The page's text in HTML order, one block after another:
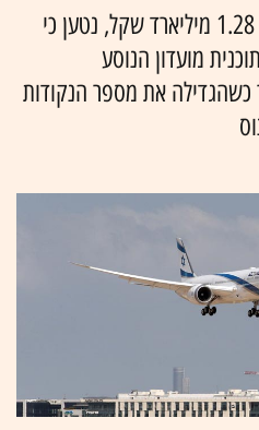
, בהיקף 1.28 מיליארד שקל, נטען כי
מועדון הנוסע
כשהגדילה את מספר הנקודות